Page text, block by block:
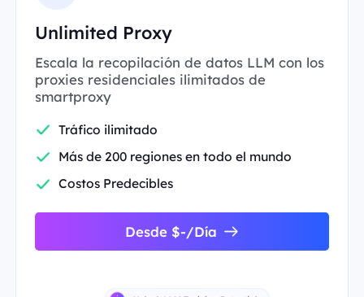
Unlimited Proxy
Escala la recopilación de datos LLM con los
proxies residenciales ilimitados de
smartproxy
Tráfico ilimitado
Más de 200 regiones en todo el mundo
Costos Predecibles
Desde $-/Día